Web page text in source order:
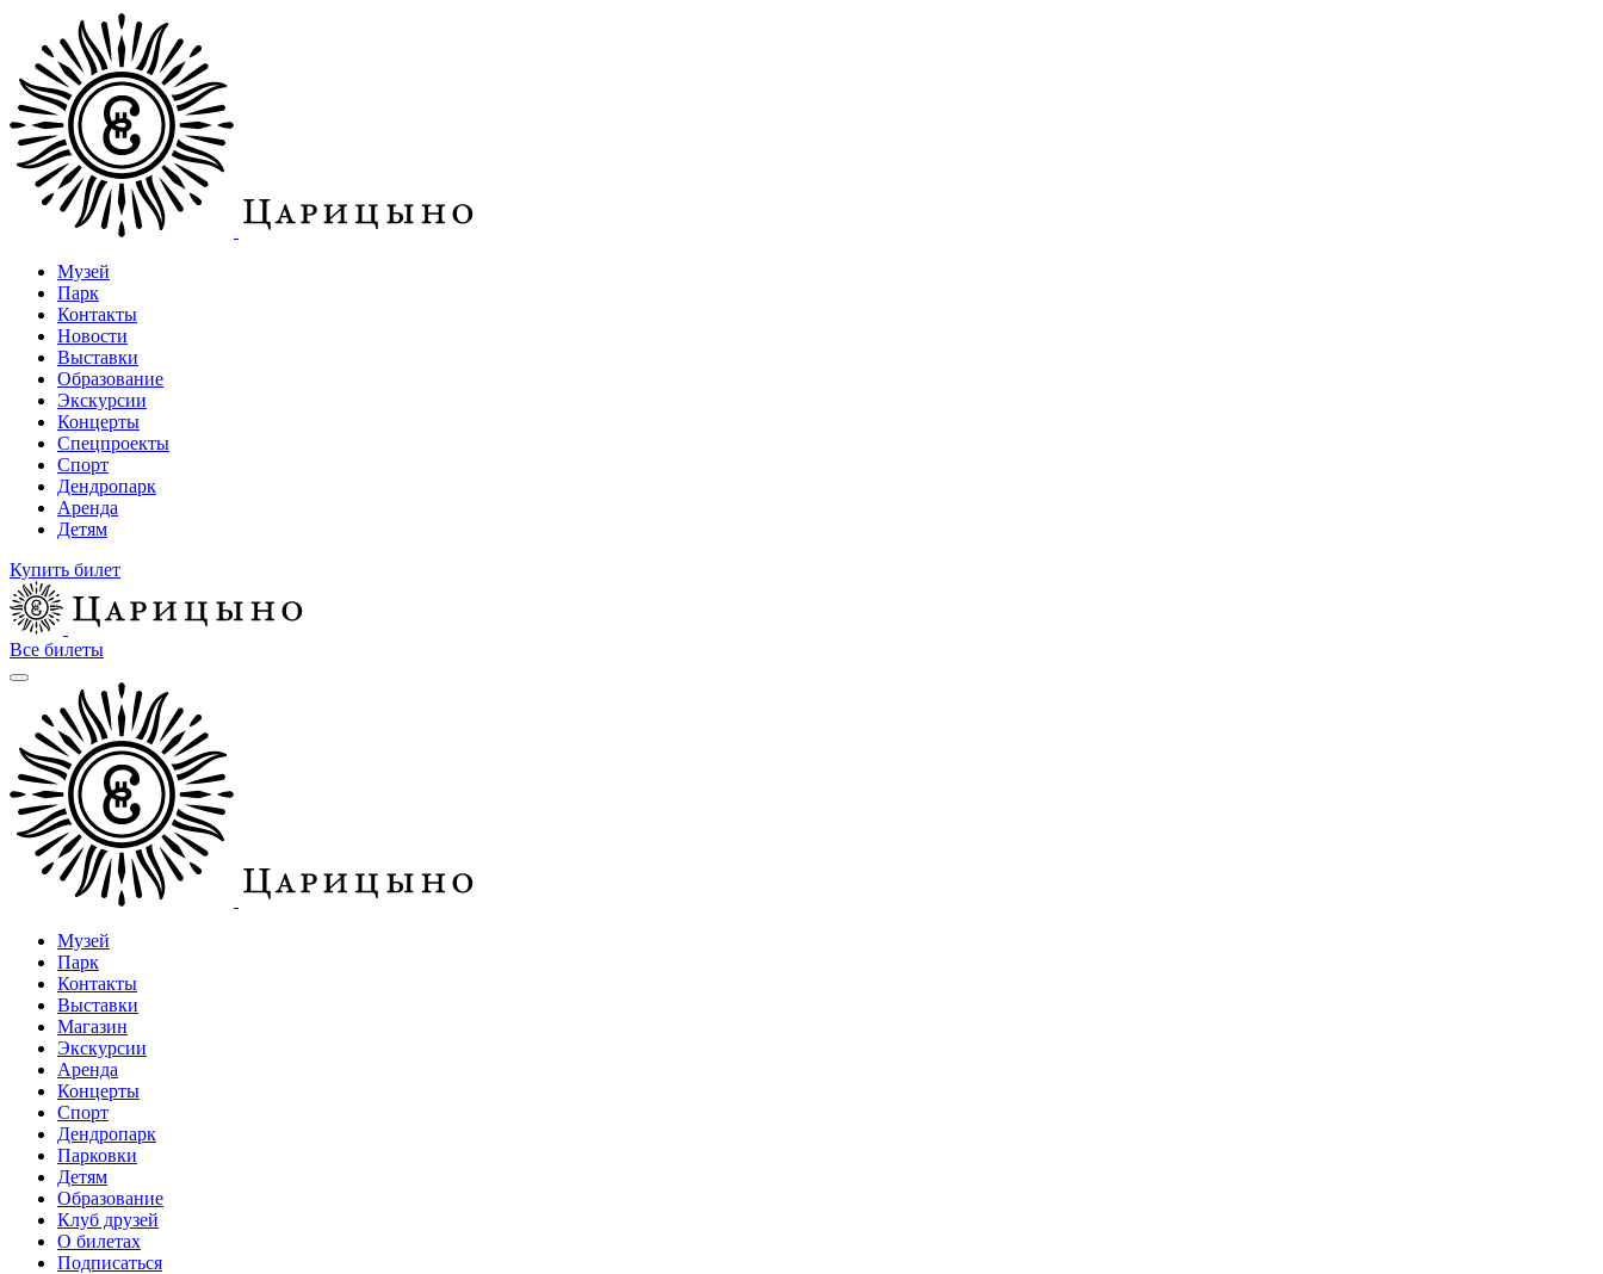
Музей
Парк
Контакты
Новости
Выставки
Образование
Экскурсии
Концерты
Спецпроекты
Спорт
Дендропарк
Аренда
Детям
Купить билет
Все билеты
Музей
Парк
Контакты
Выставки
Магазин
Экскурсии
Аренда
Концерты
Спорт
Дендропарк
Парковки
Детям
Образование
Клуб друзей
О билетах
Подписаться